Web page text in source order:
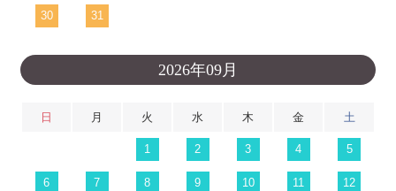
30 31
2026年09月
日 月 火 水 木 金 土
1 2 3 4 5
6 7 8 9 10 11 12